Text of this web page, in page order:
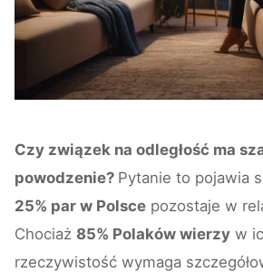
Czy związek na odległość ma
powodzenie? Pytanie to pojawia
25% par w Polsce pozostaje w
Chociaż 85% Polaków wierzy w
rzeczywistość wymaga